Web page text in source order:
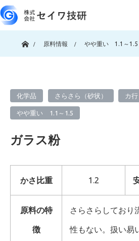
ホーム原料情報 やや重い 1.1～1.5
化学品 さらさら（砂状） カ行
やや重い 1.1～1.5
ガラス粉
かさ比重 1.2
原料の特
徴
さらさらしており
性もない。扱い易